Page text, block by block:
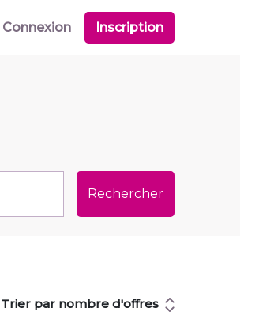
Connexion Inscription
Rechercher
Trier par nombre d'offres